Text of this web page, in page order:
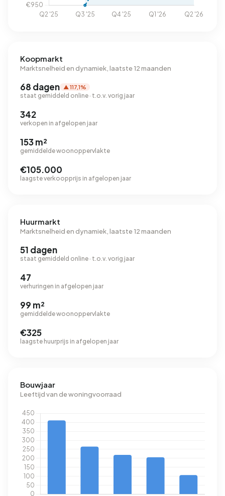
Koopmarkt
Marktsnelheid en dynamiek, laatste 12 maanden
68 dagen ▲ 117,1%
staat gemiddeld online · t.o.v. vorig jaar
342
verkopen in afgelopen jaar
153 m²
gemiddelde woonoppervlakte
€105.000
laagste verkoopprijs in afgelopen jaar
Huurmarkt
Marktsnelheid en dynamiek, laatste 12 maanden
51 dagen
staat gemiddeld online · t.o.v. vorig jaar
47
verhuringen in afgelopen jaar
99 m²
gemiddelde woonoppervlakte
€325
laagste huurprijs in afgelopen jaar
Bouwjaar
Leeftijd van de woningvoorraad